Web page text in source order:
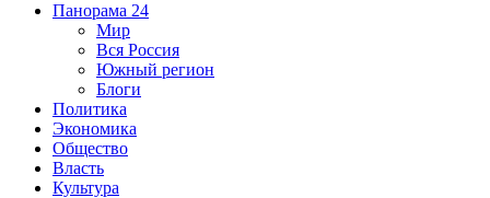
Панорама 24
Мир
Вся Россия
Южный регион
Блоги
Политика
Экономика
Общество
Власть
Культура